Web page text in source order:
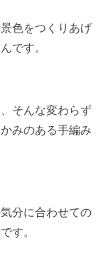
色をつくりあげ
です。
、そんな変わらず
みのある手編み
分に合わせての
す。